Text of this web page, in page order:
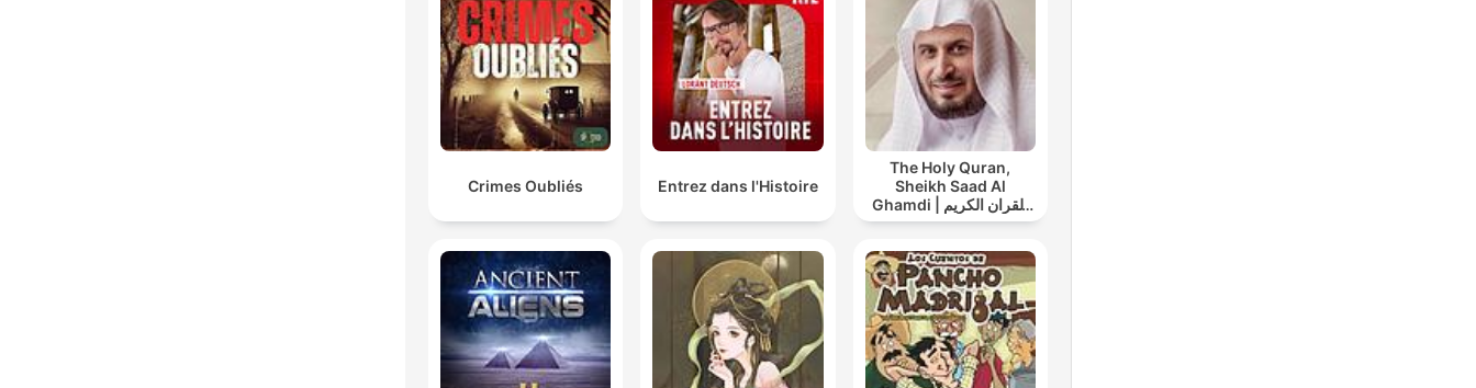
Crimes Oubliés Entrez dans l'Histoire
The Holy Quran,
Sheikh Saad Al
Ghamdi | القران الكريم
سعد الغامدي